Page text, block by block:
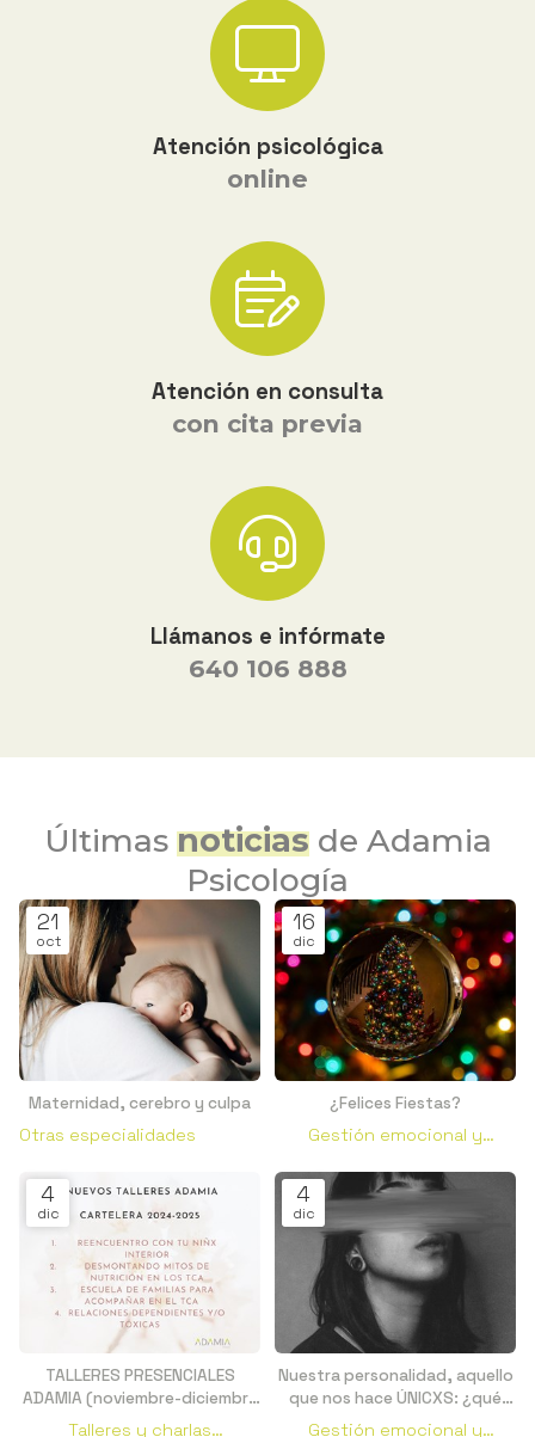
Atención psicológica
online
Atención en consulta
con cita previa
Llámanos e infórmate
640 106 888
Últimas noticiasde Adamia
Psicología
21
oct
16
dic
conductual
4
dic
ADAMIA (noviembre-diciembre
2024)
4
dic
que nos hace ÚNICXS: ¿qué
es?